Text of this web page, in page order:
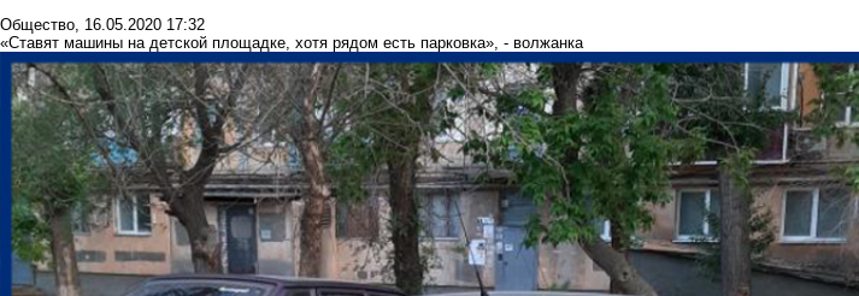
Общество, 16.05.2020 17:32
«Ставят машины на детской площадке, хотя рядом есть парковка», - волжанка